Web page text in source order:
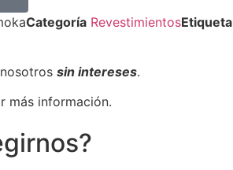
Categoría RevestimientosEtiqueta
sin intereses.
más información.